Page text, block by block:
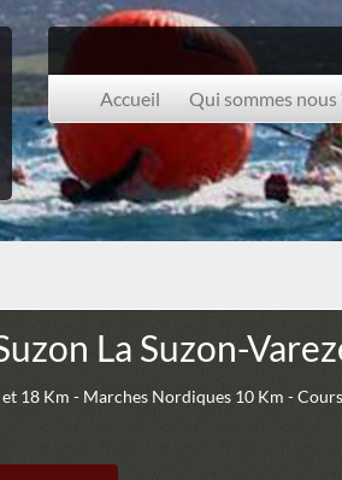
Accueil Qui sommes nous
La Suzon-
18 Km - Marches Nordiques 10 Km -